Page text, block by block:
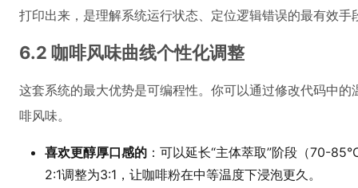
打印出来，是理解系统运行状态、定位逻辑错误的最有效手
6.2 咖啡风味曲线个性化调整
这套系统的最大优势是可编程性。你可以通过修改代码中
啡风味。
喜欢更醇厚口感的 ：可以延长“主体萃取”阶段（70-
2:1调整为3:1，让咖啡粉在中等温度下浸泡更久。